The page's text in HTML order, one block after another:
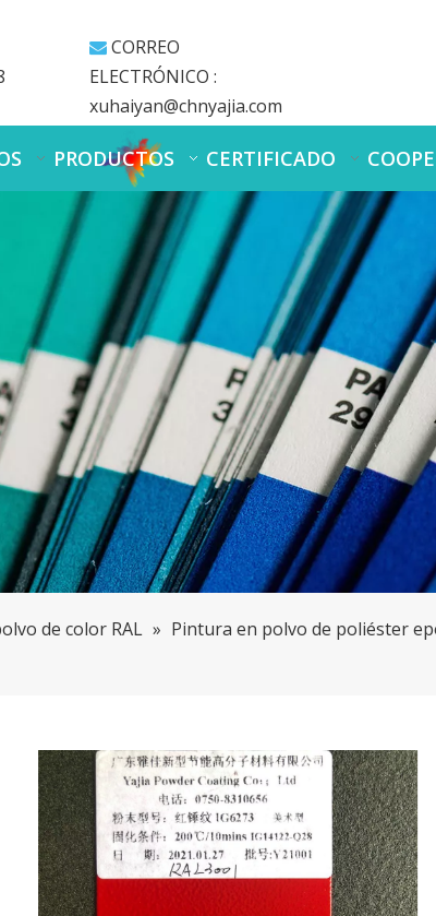
 CORREO
ELECTRÓNICO :
xuhaiyan@chnyajia.com
PRODUCTOS CERTIFICADO
de color RAL » Pintura en polvo de poliéster